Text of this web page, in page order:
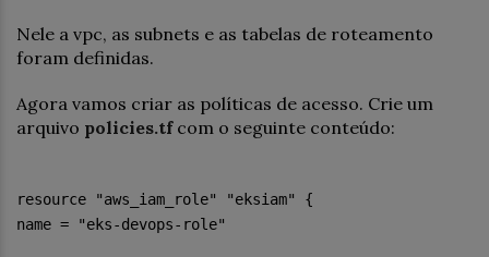
Nele a vpc, as subnets e as tabelas de roteamento
foram definidas.
Agora vamos criar as políticas de acesso. Crie um
arquivo policies.tfcom o seguinte conteúdo:
resource "aws_iam_role" "eksiam" {
name = "eks-devops-role"